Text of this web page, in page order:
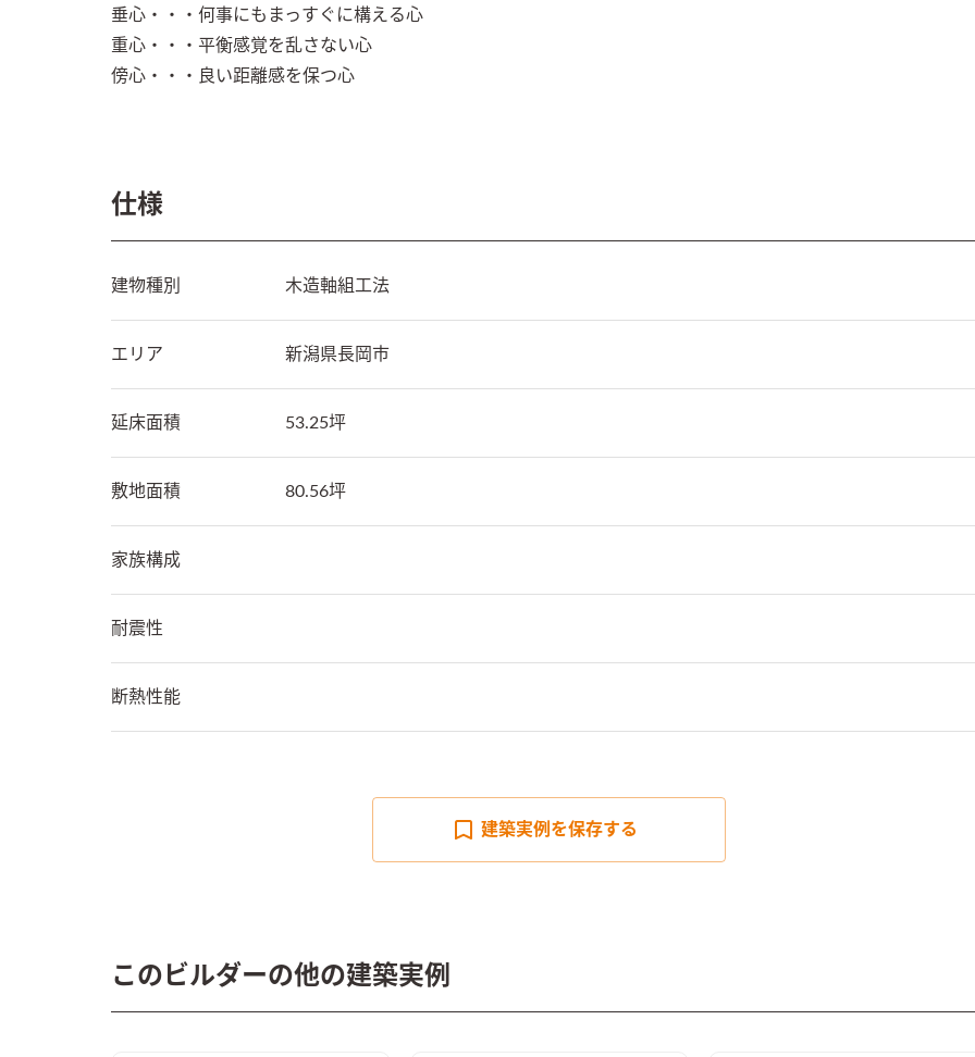
垂心・・・何事にもまっすぐに構える心
重心・・・平衡感覚を乱さない心
傍心・・・良い距離感を保つ心
仕様
建物種別 木造軸組工法
エリア 新潟県長岡市
延床面積 53.25坪
敷地面積 80.56坪
家族構成
耐震性
断熱性能
建築実例を保存する
このビルダーの他の建築実例